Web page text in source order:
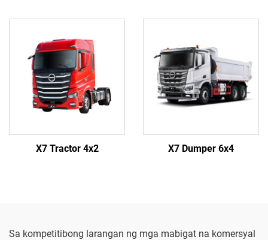
X7 Tractor 4x2 X7 Dumper 6x4
Sa kompetitibong larangan ng mga mabigat na komersyal